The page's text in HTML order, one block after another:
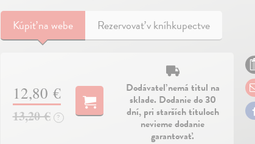
Kúpiťna webe Rezervovať v kníhkupectve
12,80 €
13,20 € ?
Dodávateľ nemá titul na
sklade. Dodanie do 30
dní, pri starších tituloch
nevieme dodanie
garantovať.